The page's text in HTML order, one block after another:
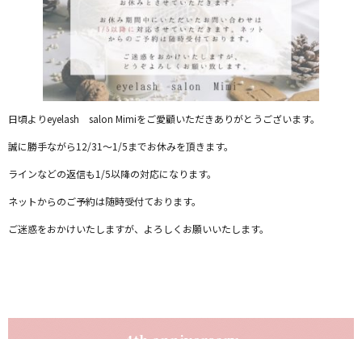
日頃よりeyelash salon Mimiをご愛顧いただきありがとうございます。
誠に勝手ながら12/31～1/5までお休みを頂きます。
ラインなどの返信も1/5以降の対応になります。
ネットからのご予約は随時受付ております。
ご迷惑をおかけいたしますが、よろしくお願いいたします。